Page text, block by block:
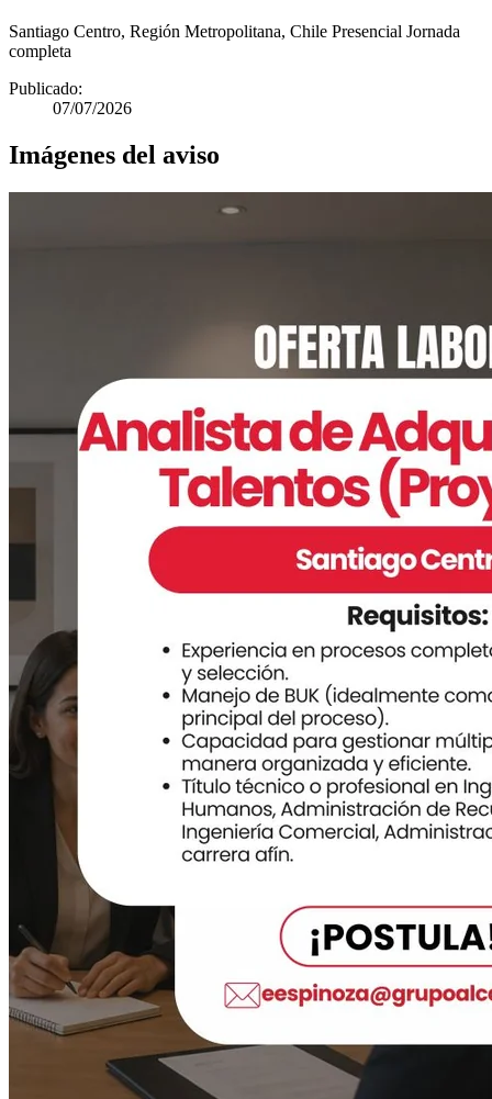
Santiago Centro, Región Metropolitana, Chile Presencial Jornada
completa
Publicado:
07/07/2026
Imágenes del aviso